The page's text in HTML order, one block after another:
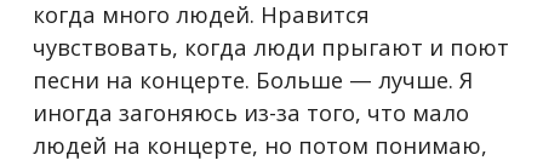
когда много людей. Нравится
чувствовать, когда люди прыгают и поют
песни на концерте. Больше — лучше. Я
иногда загоняюсь из-за того, что мало
людей на концерте, но потом понимаю,